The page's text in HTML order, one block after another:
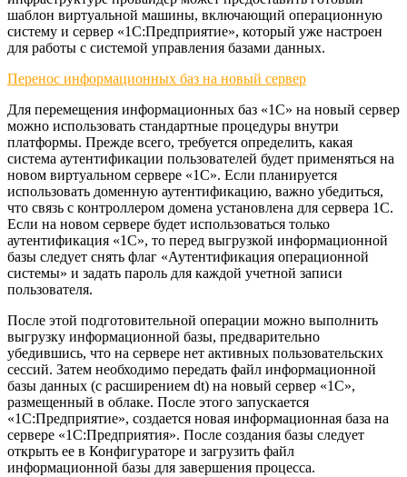
шаблон виртуальной машины, включающий операционную
систему и сервер «1С:Предприятие», который уже настроен
для работы с системой управления базами данных.
Перенос информационных баз на новый сервер
Для перемещения информационных баз «1С» на новый сервер
можно использовать стандартные процедуры внутри
платформы. Прежде всего, требуется определить, какая
система аутентификации пользователей будет применяться на
новом виртуальном сервере «1С». Если планируется
использовать доменную аутентификацию, важно убедиться,
что связь с контроллером домена установлена для сервера 1С.
Если на новом сервере будет использоваться только
аутентификация «1С», то перед выгрузкой информационной
базы следует снять флаг «Аутентификация операционной
системы» и задать пароль для каждой учетной записи
пользователя.
После этой подготовительной операции можно выполнить
выгрузку информационной базы, предварительно
убедившись, что на сервере нет активных пользовательских
сессий. Затем необходимо передать файл информационной
базы данных (с расширением dt) на новый сервер «1С»,
размещенный в облаке. После этого запускается
«1С:Предприятие», создается новая информационная база на
сервере «1С:Предприятия». После создания базы следует
открыть ее в Конфигураторе и загрузить файл
информационной базы для завершения процесса.